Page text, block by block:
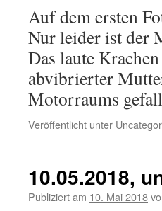
Auf dem ersten
Nur leider ist der
Das laute
abvibrierter
Motorraums
Veröffentlicht unter
10.05.2018,
Publiziert am 10. Mai 2018